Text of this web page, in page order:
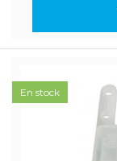
En stock